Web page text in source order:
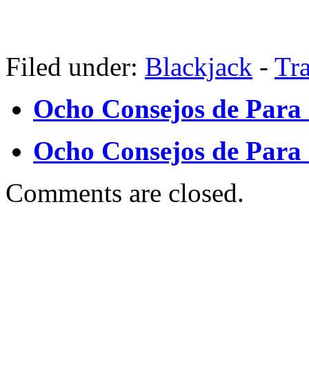
Filed under: Blackjack -
Ocho Consejos de
Ocho Consejos de
Comments are closed.